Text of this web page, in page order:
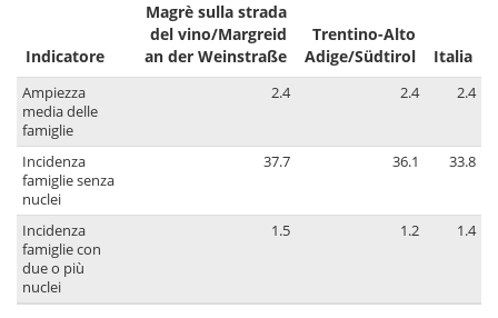
Indicatore
Magrè sulla strada
del vino/Margreid
an der Weinstraße
Trentino-Alto
Adige/Südtirol
Italia
Ampiezza
media delle
famiglie
2.4 2.4 2.4
Incidenza
famiglie senza
nuclei
37.7 36.1 33.8
Incidenza
famiglie con
due o più
nuclei
1.5 1.2 1.4